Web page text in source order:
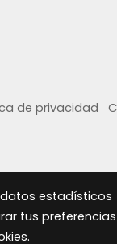
de privacidad
estadísticos
tus
.